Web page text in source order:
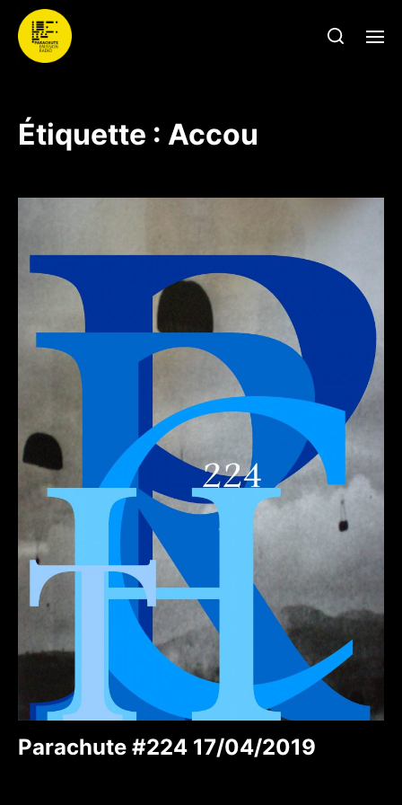
Étiquette : Accou
Parachute #224 17/04/2019